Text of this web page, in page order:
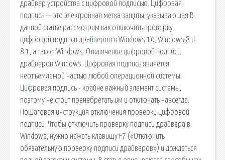
драйвер устройства c цифровой подписью. Цифровая
подпись — это электронная метка защиты, указывающая В
данной статье рассмотрим как отключить проверку
цифровой подписи драйверов в Windows 10, Windows 8 и
8.1, а также Windows. Отключение цифровой подписи
драйверов Windows. Цифровая подпись является
неотъемлемой частью любой операционной системы.
Цифровая подпись - крайне важный элемент системы,
поэтому не стоит пренебрегать им и отключать навсегда.
Пошаговая инструкция отключения проверки цифровой
подписи. Чтобы отключить проверку подписи драйвера в
Windows, нужно нажать клавишу F7 («Отключить
обязательную проверку подписи драйверов») и дождаться